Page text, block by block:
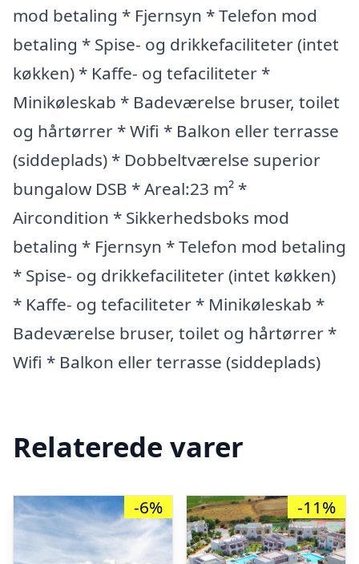
mod betaling * Fjernsyn * Telefon mod
betaling * Spise- og drikkefaciliteter (intet
køkken) * Kaffe- og tefaciliteter *
Minikøleskab * Badeværelse bruser, toilet
og hårtørrer * Wifi * Balkon eller terrasse
(siddeplads) * Dobbeltværelse superior
bungalow DSB * Areal:23 m² *
Aircondition * Sikkerhedsboks mod
betaling * Fjernsyn * Telefon mod betaling
* Spise- og drikkefaciliteter (intet køkken)
* Kaffe- og tefaciliteter * Minikøleskab *
Badeværelse bruser, toilet og hårtørrer *
Wifi * Balkon eller terrasse (siddeplads)
Relaterede varer
-6% -11%